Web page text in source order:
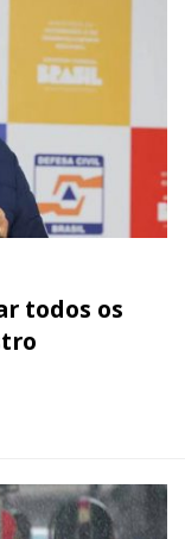
todos os